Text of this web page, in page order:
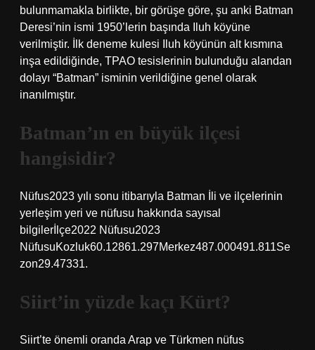
bulunmamakla birlikte, bir görüşe göre, şu anki Batman
Deresi’nin ismi 1950’lerin başında Iluh köyüne
verilmiştir. İlk deneme kulesi Iluh köyünün alt kısmına
inşa edildiğinde, TPAO tesislerinin bulunduğu alandan
dolayı “Batman” isminin verildiğine genel olarak
inanılmıştır.
Batman’ın en büyük ilçesi
hangisidir?
Nüfus2023 yılı sonu itibarıyla Batman İli ve ilçelerinin
yerleşim yeri ve nüfusu hakkında sayısal
bilgilerİlçe2022 Nüfusu2023
NüfusuKozluk60.12861.297Merkez487.000491.811Se
zon29.47331.
Siirt’in yüzde kaçı Kürt?
Siirt’te önemli oranda Arap ve Türkmen nüfus